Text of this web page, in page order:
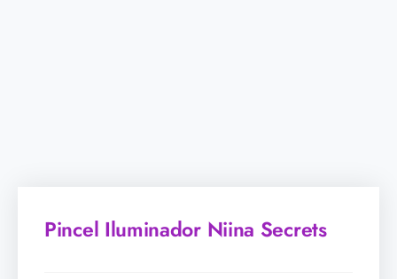
Pincel Iluminador Niina Secrets